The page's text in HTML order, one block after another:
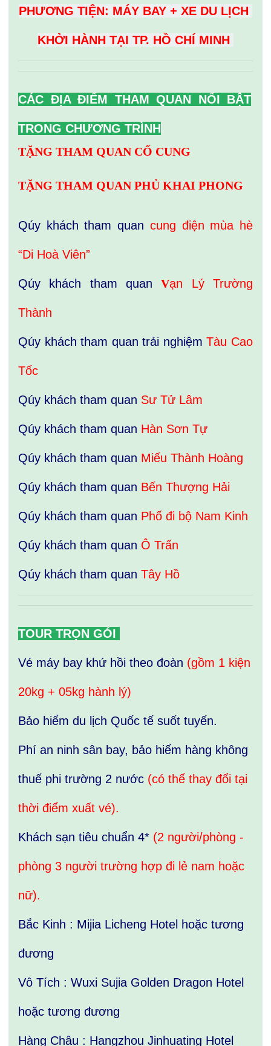
PHƯƠNG TIỆN: MÁY BAY + XE DU LỊCH
KHỞI HÀNH TẠI TP. HỒ CHÍ MINH
CÁC ĐỊA ĐIỂM THAM QUAN NỔI BẬT
TRONG CHƯƠNG TRÌNH
TẶNG THAM QUAN CỐ CUNG
TẶNG THAM QUAN PHỦ KHAI PHONG
Qúy khách tham quan cung điện mùa hè
“Di Hoà Viên”
Qúy khách tham quanVạn Lý Trường
Thành
Qúy khách tham quan trải nghiệmTàu Cao
Tốc
Qúy khách tham quan Sư Tử Lâm
Qúy khách tham quan Hàn Sơn Tự
Qúy khách tham quan Miếu Thành Hoàng
Qúy khách tham quan Bến Thượng Hải
Qúy khách tham quan Phố đi bộ Nam Kinh
Qúy khách tham quan Ô Trấn
Qúy khách tham quan Tây Hồ
TOUR TRỌN GÓI
Vé máy bay khứ hồi theo đoàn (gồm 1 kiện
20kg + 05kg hành lý)
Bảo hiểm du lịch Quốc tế suốt tuyến.
Phí an ninh sân bay, bảo hiểm hàng không
thuế phi trường 2 nước (có thể thay đổi tại
thời điểm xuất vé).
Khách sạn tiêu chuẩn 4* (2 người/phòng -
phòng 3 người trường hợp đi lẻ nam hoặc
nữ).
Bắc Kinh : Mijia Licheng Hotel hoặc tương
đương
Vô Tích : Wuxi Sujia Golden Dragon Hotel
hoặc tương đương
Hàng Châu : Hangzhou Jinhuating Hotel